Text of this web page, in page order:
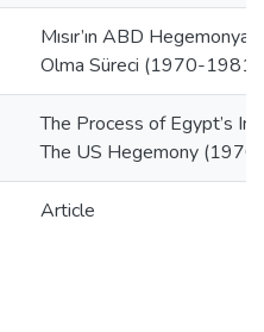
Mısır’ın ABD
Olma Süreci (1970-1981)
The Process of Egypt’s
The US Hegemony
Article